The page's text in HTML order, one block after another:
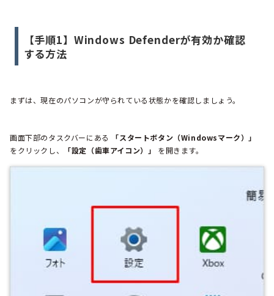
【手順1】Windows Defenderが有効か確認
する方法
まずは、現在のパソコンが守られている状態かを確認しましょう。
画面下部のタスクバーにある
「スタートボタン（Windowsマーク）」
をクリックし、
「設定（歯車アイコン）」 を開きます。